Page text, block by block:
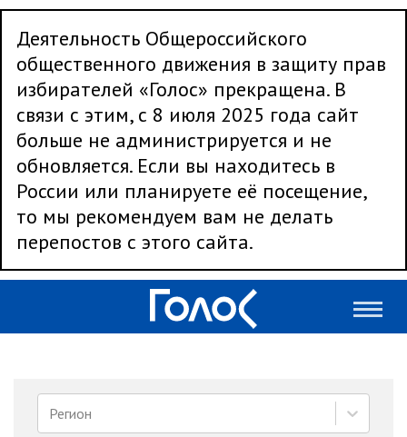
Деятельность Общероссийского
общественного движения в защиту прав
избирателей «Голос» прекращена. В
связи с этим, с 8 июля 2025 года сайт
больше не администрируется и не
обновляется. Если вы находитесь в
России или планируете её посещение,
то мы рекомендуем вам не делать
перепостов с этого сайта.
Регион